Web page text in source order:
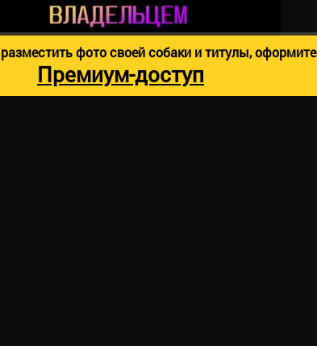
разместить фото своей собаки и титулы, оформите
Премиум-доступ